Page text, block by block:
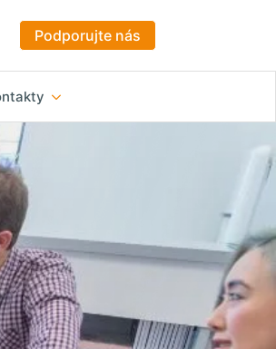
Podporujte nás